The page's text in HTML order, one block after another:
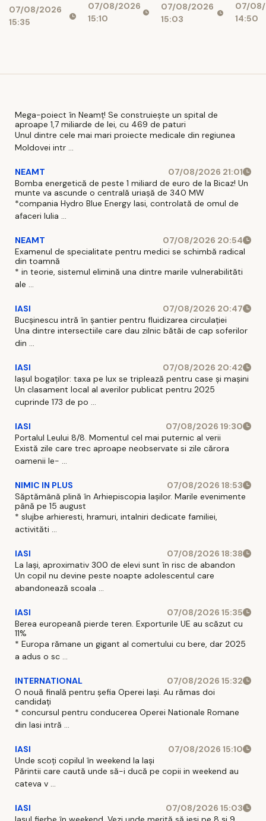
07/08/2026
15:35
Au rămas
doi
07/08/2026
15:10
07/08/2026
15:03
ieși
9
07/
14:50
Mega-poiect în Neamț! Se construiește un spital de
aproape 1,7 miliarde de lei, cu 469 de paturi
Unul dintre cele mai mari proiecte medicale din regiunea
Moldovei intr ...
NEAMT
07/08/2026 21:01
Bomba energetică de peste 1 miliard de euro de la Bicaz! Un
munte va ascunde o centrală uriașă de 340 MW
*compania Hydro Blue Energy Iasi, controlată de omul de
afaceri Iulia ...
NEAMT
07/08/2026 20:54
Examenul de specialitate pentru medici se schimbă radical
din toamnă
* in teorie, sistemul elimină una dintre marile vulnerabilităti
ale ...
IASI
07/08/2026 20:47
Bucșinescu intră în șantier pentru fluidizarea circulației
Una dintre intersectiile care dau zilnic bătăi de cap soferilor
din ...
IASI
07/08/2026 20:42
Iașul bogaților: taxa pe lux se triplează pentru case și mașini
Un clasament local al averilor publicat pentru 2025
cuprinde 173 de po ...
IASI
07/08/2026 19:30
Portalul Leului 8/8. Momentul cel mai puternic al verii
Există zile care trec aproape neobservate si zile cărora
oamenii le- ...
NIMIC IN PLUS
07/08/2026 18:53
Săptămână plină în Arhiepiscopia Iașilor. Marile evenimente
până pe 15 august
* slujbe arhieresti, hramuri, intalniri dedicate familiei,
activităti ...
IASI
07/08/2026 18:38
La Iași, aproximativ 300 de elevi sunt în risc de abandon
Un copil nu devine peste noapte adolescentul care
abandonează scoala ...
IASI
07/08/2026 15:35
Berea europeană pierde teren. Exporturile UE au scăzut cu
11%
* Europa rămane un gigant al comertului cu bere, dar 2025
a adus o sc ...
INTERNATIONAL
07/08/2026 15:32
O nouă finală pentru șefia Operei Iași. Au rămas doi
candidați
* concursul pentru conducerea Operei Nationale Romane
din Iasi intră ...
IASI
07/08/2026 15:10
Unde scoți copilul în weekend la Iași
Părintii care caută unde să-i ducă pe copii in weekend au
cateva v ...
IASI
07/08/2026 15:03